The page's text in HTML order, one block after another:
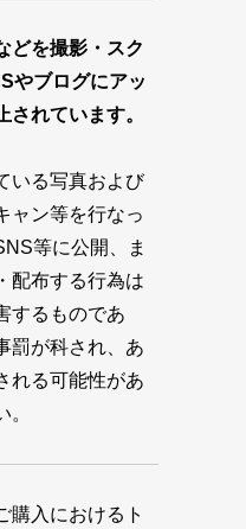
どを撮影・スク
やブログにアッ
されています。
いる写真および
ャン等を行なっ
等に公開、ま
配布する行為は
するものであ
罰が科され、あ
れる可能性があ
購入におけるト